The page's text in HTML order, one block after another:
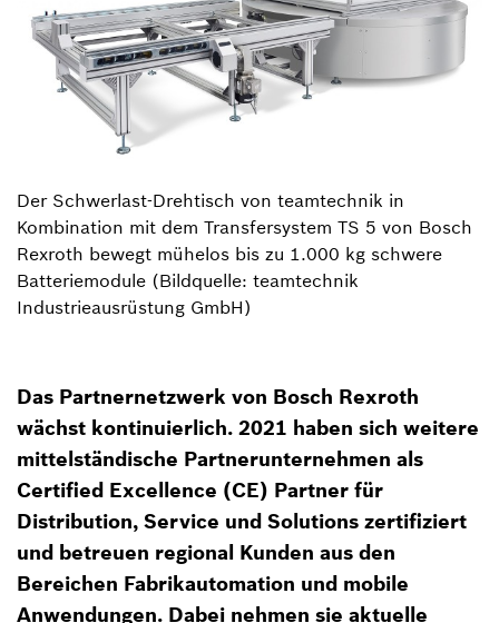
Der Schwerlast-Drehtisch von teamtechnik in
Kombination mit dem Transfersystem TS 5 von Bosch
Rexroth bewegt mühelos bis zu 1.000 kg schwere
Batteriemodule (Bildquelle: teamtechnik
Industrieausrüstung GmbH)
Das Partnernetzwerk von Bosch Rexroth
wächst kontinuierlich. 2021 haben sich weitere
mittelständische Partnerunternehmen als
Certified Excellence (CE) Partner für
Distribution, Service und Solutions zertifiziert
und betreuen regional Kunden aus den
Bereichen Fabrikautomation und mobile
Anwendungen. Dabei nehmen sie aktuelle